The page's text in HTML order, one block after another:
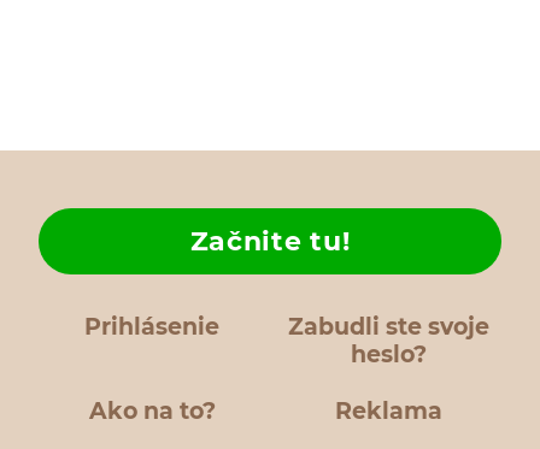
Prihlásenie
Zabudli ste svoje
heslo?
Ako na to?
Začnite tu!
Reklama